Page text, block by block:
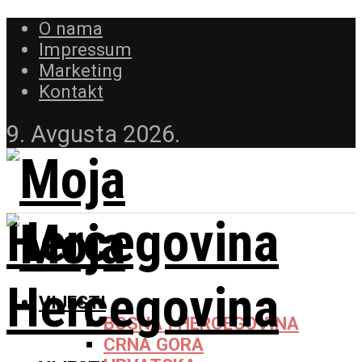
O nama
Impressum
Marketing
Kontakt
9. Avgusta 2026.
VIJESTI
BOSNA I HERCEGOVINA
CRNA GORA